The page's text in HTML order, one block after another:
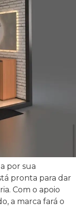
por sua
pronta para dar
Com o apoio
a marca fará o